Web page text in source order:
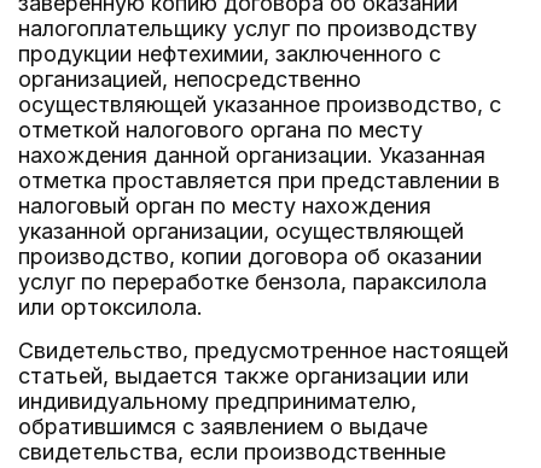
налогоплательщику услуг по производству
продукции нефтехимии, заключенного с
организацией, непосредственно
осуществляющей указанное производство, с
отметкой налогового органа по месту
нахождения данной организации. Указанная
отметка проставляется при представлении в
налоговый орган по месту нахождения
указанной организации, осуществляющей
производство, копии договора об оказании
услуг по переработке бензола, параксилола
или ортоксилола.
Свидетельство, предусмотренное настоящей
статьей, выдается также организации или
индивидуальному предпринимателю,
обратившимся с заявлением о выдаче
свидетельства, если производственные